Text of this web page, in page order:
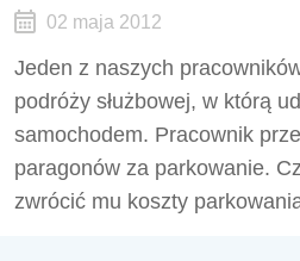
02 maja 2012
Jeden z naszych
podróży służbowej, w którą
samochodem. Pracownik
paragonów za parkowanie.
zwrócić mu koszty